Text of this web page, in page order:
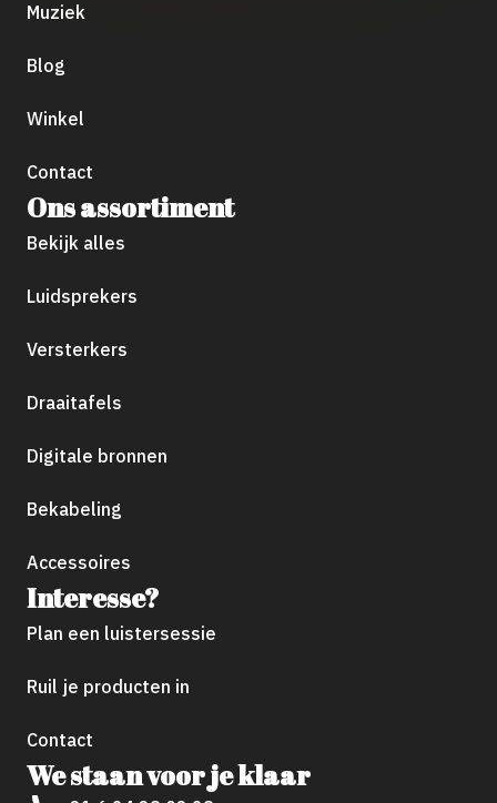
Muziek
Blog
Winkel
Contact
Ons assortiment
Bekijk alles
Luidsprekers
Versterkers
Draaitafels
Digitale bronnen
Bekabeling
Accessoires
Interesse?
Plan een luistersessie
Ruil je producten in
Contact
We staan voor je klaar